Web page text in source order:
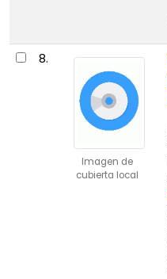
8.
Imagen de
cubierta local